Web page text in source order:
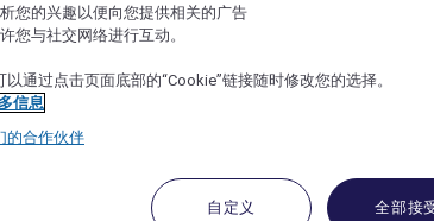
您的兴趣以便向您提供相关的广告
您与社交网络进行互动。
以通过点击页面底部的“Cookie”链接随时修改您的选择。
信息
的合作伙伴
自定义 全部接